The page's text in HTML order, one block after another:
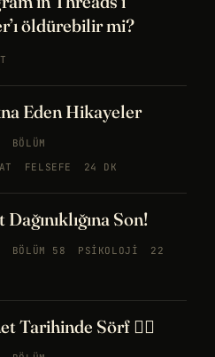
öldürebilir mi?
Eden Hikayeler
BÖLÜM
FELSEFE 24 DK
Son!
BÖLÜM 58 PSIKOLOJI
22
Tarihinde Sörf 🏄‍♀️